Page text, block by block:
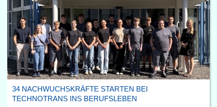
34 NACHWUCHSKRÄFTE STARTEN BEI
TECHNOTRANS INS BERUFSLEBEN